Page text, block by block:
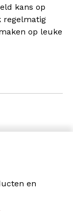
kans op
regelmatig
op leuke
en